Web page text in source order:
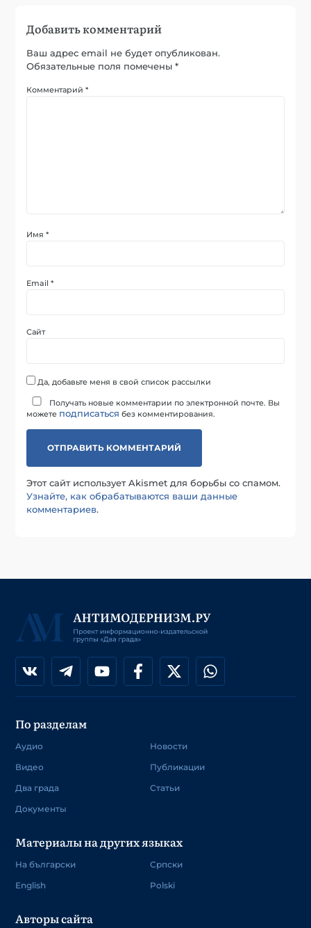
Добавить комментарий
Ваш адрес email не будет опубликован.
Обязательные поля помечены*
Комментарий*
Имя*
Email*
Сайт
Да, добавьте меня в свой список рассылки
Получать новые комментарии по электронной почте. Вы
можете подписаться без комментирования.
Этот сайт использует Akismet для борьбы со спамом.
Узнайте, как обрабатываются ваши данные
комментариев.
По разделам
Аудио
Видео
Два града
Документы
Новости
Публикации
Статьи
Материалы на других языках
На български
English
Српски
Polski
Авторы сайта